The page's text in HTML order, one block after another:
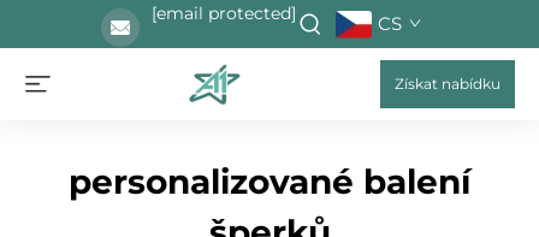
[email protected] CS
Získat nabídku
personalizované balení